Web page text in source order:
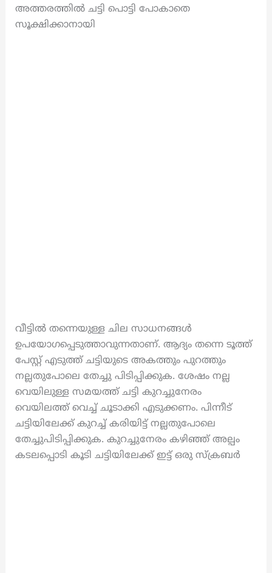
അത്തരത്തിൽ ചട്ടി പൊട്ടി പോകാതെ
സൂക്ഷിക്കാനായി
വീട്ടിൽ തന്നെയുള്ള ചില സാധനങ്ങൾ
ഉപയോഗപ്പെടുത്താവുന്നതാണ്. ആദ്യം തന്നെ ടൂത്ത്
പേസ്റ്റ് എടുത്ത് ചട്ടിയുടെ അകത്തും പുറത്തും
നല്ലതുപോലെ തേച്ചു പിടിപ്പിക്കുക. ശേഷം നല്ല
വെയിലുള്ള സമയത്ത് ചട്ടി കുറച്ചുനേരം
വെയിലത്ത് വെച്ച് ചൂടാക്കി എടുക്കണം. പിന്നീട്
ചട്ടിയിലേക്ക് കുറച്ച് കരിയിട്ട് നല്ലതുപോലെ
തേച്ചുപിടിപ്പിക്കുക. കുറച്ചുനേരം കഴിഞ്ഞ് അല്പം
കടലപ്പൊടി കൂടി ചട്ടിയിലേക്ക് ഇട്ട് ഒരു സ്ക്രബർ